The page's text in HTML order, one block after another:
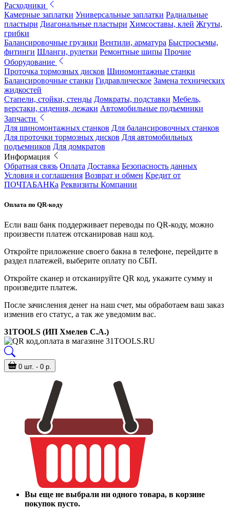
Расходники
Камерные заплатки Универсальные заплатки Радиальные
пластыри Диагональные пластыри Химсоставы, клей Жгуты,
грибки
Балансировочные грузики Вентили, арматура Быстросъемы,
фитинги Шланги, рулетки Ремонтные шипы Прочие
Оборудование
Проточка тормозных дисков Шиномонтажные станки
Балансировочные станки Гидравлическое Замена технических
жидкостей
Стапели, стойки, стенды Домкраты, подставки Мебель,
верстаки, сидения, лежаки Автомобильные подъемники
Запчасти
Для шиномонтажных станков Для балансировочных станков
Для проточки тормозных дисков Для автомобильных
подъемников Для домкратов
Информация
Обратная связь Оплата Доставка Безопасность данных
Условия и соглашения Возврат и обмен Кредит от
ПОЧТАБАНКа Реквизиты Компании
Оплата по QR-коду
Если ваш банк поддерживает переводы по QR-коду, можно
произвести платеж отсканировав наш код.
Откройте приложение своего бакна в телефоне, перейдите в
раздел платежей, выберите оплату по СБП.
Откройте сканер и отсканируйте QR код, укажите сумму и
произведите платеж.
После зачисления денег на наш счет, мы обработаем ваш заказ
изменив его статус, а так же уведомим вас.
31TOOLS (ИП Хмелев С.А.)
0 шт. - 0 р.
Вы еще не выбрали ни одного товара, в корзине
покупок пусто.